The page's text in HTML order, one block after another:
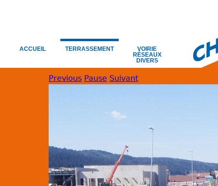
ACCUEIL TERRASSEMENT
VOIRIE
RÉSEAUX
DIVERS
Previous Pause Suivant